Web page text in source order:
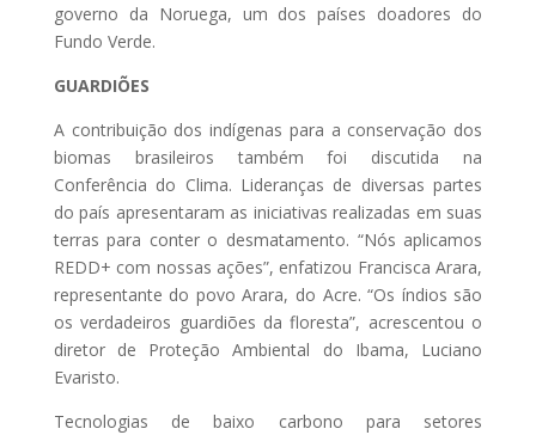
governo da Noruega, um dos países doadores do
Fundo Verde.
GUARDIÕES
A contribuição dos indígenas para a conservação dos
biomas brasileiros também foi discutida na
Conferência do Clima. Lideranças de diversas partes
do país apresentaram as iniciativas realizadas em suas
terras para conter o desmatamento. “Nós aplicamos
REDD+ com nossas ações”, enfatizou Francisca Arara,
representante do povo Arara, do Acre. “Os índios são
os verdadeiros guardiões da floresta”, acrescentou o
diretor de Proteção Ambiental do Ibama, Luciano
Evaristo.
Tecnologias de baixo carbono para setores